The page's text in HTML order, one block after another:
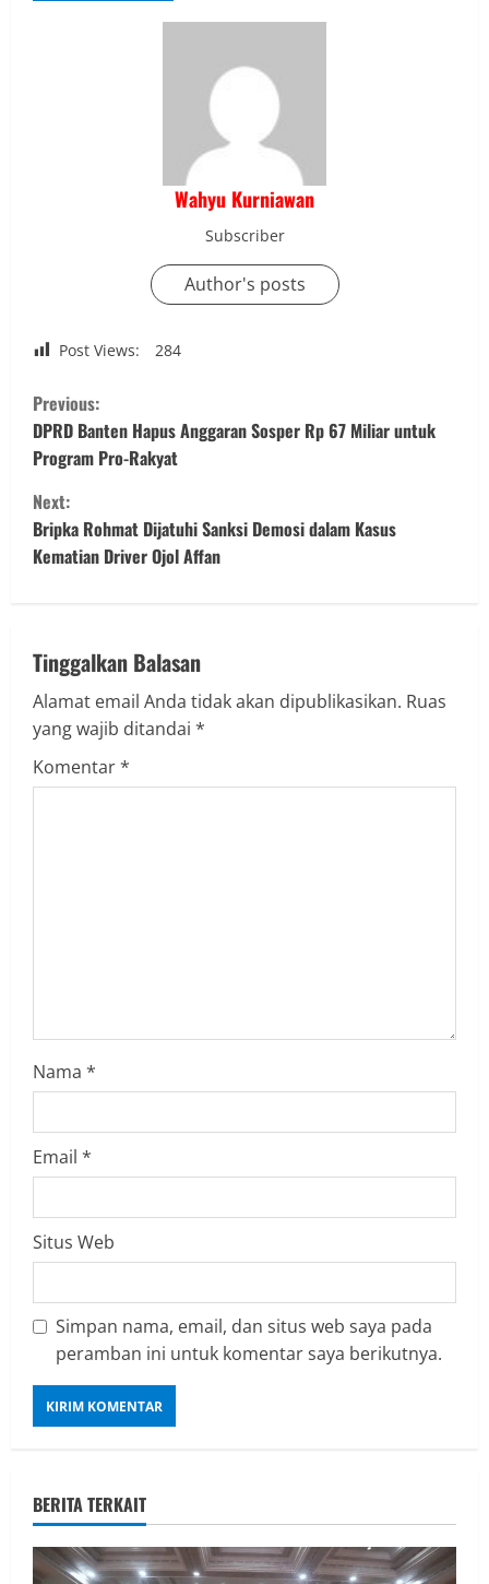
Wahyu Kurniawan
Subscriber
Author's posts
Post Views: 284
C
o
n
t
i
u
e
R
g
Previous:
DPRD Banten Hapus Anggaran Sosper Rp 67 Miliar untuk
Program Pro-Rakyat
Next:
Bripka Rohmat Dijatuhi Sanksi Demosi dalam Kasus
Kematian Driver Ojol Affan
Tinggalkan Balasan
Alamat email Anda tidak akan dipublikasikan. Ruas
yang wajib ditandai *
Komentar*
Nama *
Email *
Situs Web
Simpan nama, email, dan situs web saya pada
peramban ini untuk komentar saya berikutnya.
BERITA TERKAIT